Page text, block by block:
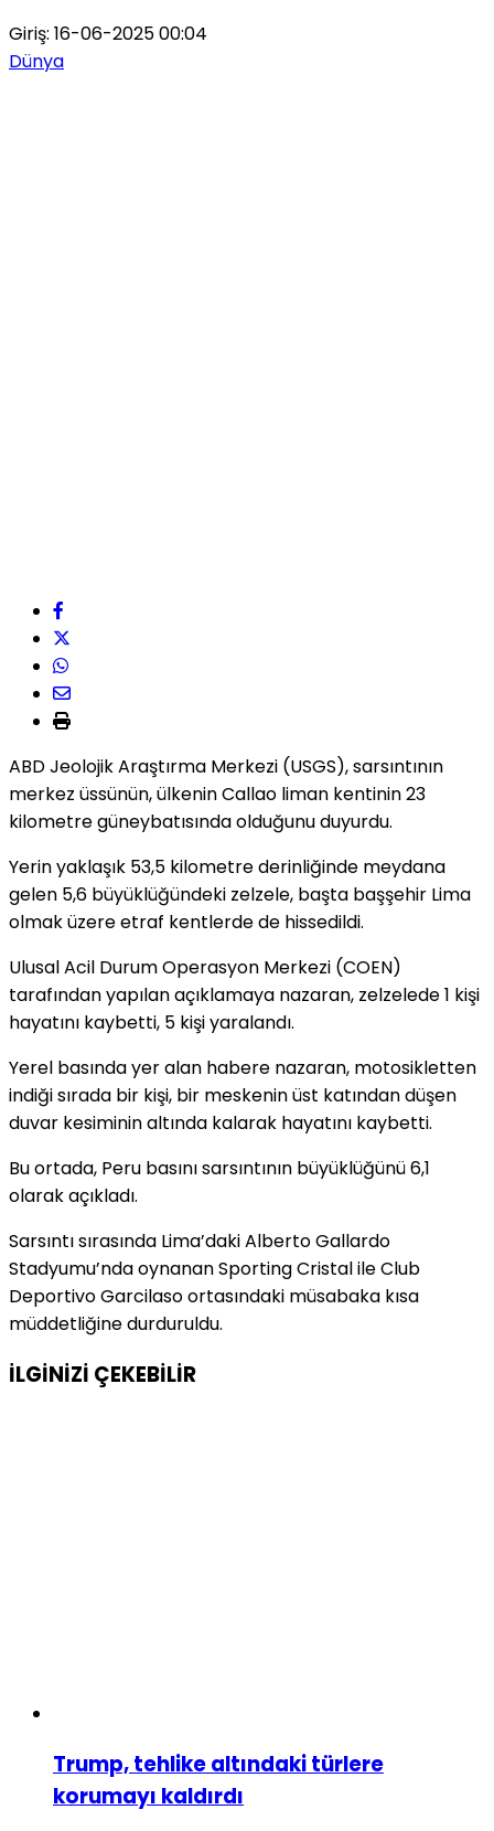
Giriş: 16-06-2025 00:04
Dünya
ABD Jeolojik Araştırma Merkezi (USGS), sarsıntının
merkez üssünün, ülkenin Callao liman kentinin 23
kilometre güneybatısında olduğunu duyurdu.
Yerin yaklaşık 53,5 kilometre derinliğinde meydana
gelen 5,6 büyüklüğündeki zelzele, başta başşehir Lima
olmak üzere etraf kentlerde de hissedildi.
Ulusal Acil Durum Operasyon Merkezi (COEN)
tarafından yapılan açıklamaya nazaran, zelzelede 1 kişi
hayatını kaybetti, 5 kişi yaralandı.
Yerel basında yer alan habere nazaran, motosikletten
indiği sırada bir kişi, bir meskenin üst katından düşen
duvar kesiminin altında kalarak hayatını kaybetti.
Bu ortada, Peru basını sarsıntının büyüklüğünü 6,1
olarak açıkladı.
Sarsıntı sırasında Lima’daki Alberto Gallardo
Stadyumu’nda oynanan Sporting Cristal ile Club
Deportivo Garcilaso ortasındaki müsabaka kısa
müddetliğine durduruldu.
İLGİNİZİ ÇEKEBİLİR
Trump, tehlike altındaki türlere
korumayı kaldırdı